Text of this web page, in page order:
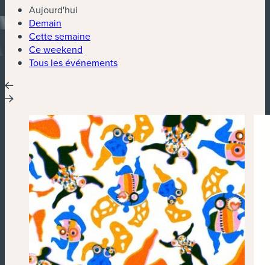
Aujourd'hui
Demain
Cette semaine
Ce weekend
Tous les événements